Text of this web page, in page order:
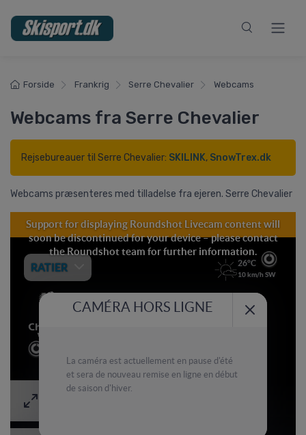
Forside Frankrig Serre Chevalier Webcams
Webcams fra Serre Chevalier
Rejsebureauer til Serre Chevalier: SKILINK, SnowTrex.dk
Webcams præsenteres med tilladelse fra ejeren. Serre Chevalier